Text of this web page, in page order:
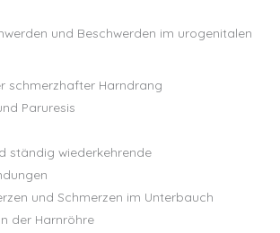
und Beschwerden im urogenitalen
schmerzhafter Harndrang
Paruresis
ständig wiederkehrende
und Schmerzen im Unterbauch
der Harnröhre